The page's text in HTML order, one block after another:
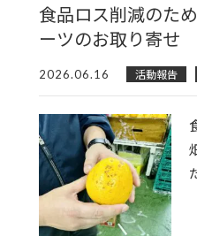
食品ロス削減のた
ーツのお取り寄せ
2026.06.16 活動報告